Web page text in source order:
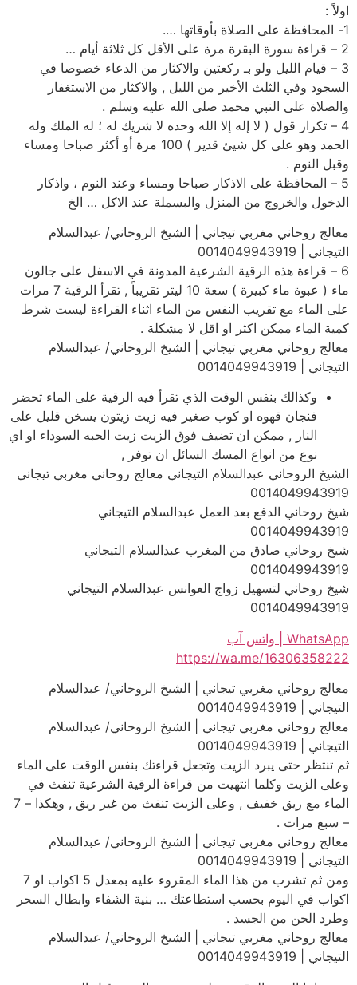
اولاً :
1- المحافظة على الصلاة بأوقاتها ….
2 – قراءة سورة البقرة مرة على الأقل كل ثلاثة أيام …
3 – قيام الليل ولو بـ ركعتين والاكثار من الدعاء خصوصا في
السجود وفي الثلث الأخير من الليل , والاكثار من الاستغفار
والصلاة على النبي محمد صلى الله عليه وسلم .
4 – تكرار قول ( لا إله إلا الله وحده لا شريك له ؛ له الملك وله
الحمد وهو على كل شيئ قدير ) 100 مرة أو أكثر صباحا ومساء
وقبل النوم .
5 – المحافظة على الاذكار صباحا ومساء وعند النوم ، واذكار
الدخول والخروج من المنزل والبسملة عند الاكل … الخ
معالج روحاني مغربي تيجاني | الشيخ الروحاني/ عبدالسلام
التيجاني | 0014049943919
6 – قراءة هذه الرقية الشرعية المدونة في الاسفل على جالون
ماء ( عبوة ماء كبيرة ) سعة 10 ليتر تقريباً , تقرأ الرقية 7 مرات
على الماء مع تقريب النفس من الماء اثناء القراءة ليست شرط
كمية الماء ممكن اكثر او اقل لا مشكلة .
معالج روحاني مغربي تيجاني | الشيخ الروحاني/ عبدالسلام
التيجاني | 0014049943919
وكذالك بنفس الوقت الذي تقرأ فيه الرقية على الماء تحضر
فنجان قهوه او كوب صغير فيه زيت زيتون يسخن قليل على
النار , ممكن ان تضيف فوق الزيت زيت الحبه السوداء او اي
نوع من انواع المسك السائل ان توفر ,
الشيخ الروحاني عبدالسلام التيجاني معالج روحاني مغربي تيجاني
0014049943919
شيخ روحاني الدفع بعد العمل عبدالسلام التيجاني
0014049943919
شيخ روحاني صادق من المغرب عبدالسلام التيجاني
0014049943919
شيخ روحاني لتسهيل زواج العوانس عبدالسلام التيجاني
0014049943919
WhatsApp | واتس آب
https://wa.me/16306358222
معالج روحاني مغربي تيجاني | الشيخ الروحاني/ عبدالسلام
التيجاني | 0014049943919
معالج روحاني مغربي تيجاني | الشيخ الروحاني/ عبدالسلام
التيجاني | 0014049943919
ثم تنتظر حتى يبرد الزيت وتجعل قراءتك بنفس الوقت على الماء
وعلى الزيت وكلما انتهيت من قراءة الرقية الشرعية تنفث في
الماء مع ريق خفيف , وعلى الزيت تنفث من غير ريق , وهكذا – 7
– سبع مرات .
معالج روحاني مغربي تيجاني | الشيخ الروحاني/ عبدالسلام
التيجاني | 0014049943919
ومن ثم تشرب من هذا الماء المقروء عليه بمعدل 5 اكواب او 7
اكواب في اليوم بحسب استطاعتك … بنية الشفاء وابطال السحر
وطرد الجن من الجسد .
معالج روحاني مغربي تيجاني | الشيخ الروحاني/ عبدالسلام
التيجاني | 0014049943919